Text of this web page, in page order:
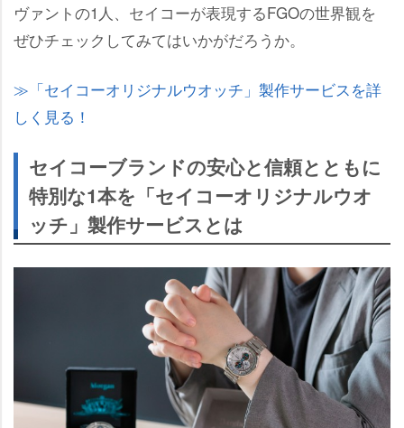
ヴァントの1人、セイコーが表現するFGOの世界観を
ぜひチェックしてみてはいかがだろうか。
「セイコーオリジナルウオッチ」製作サービスを詳
しく見る！
セイコーブランドの安心と信頼とともに
特別な1本を「セイコーオリジナルウオ
ッチ」製作サービスとは